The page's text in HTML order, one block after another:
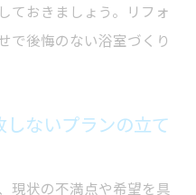
ておきましょう。リフォ
で後悔のない浴室づくり
ないプランの立て
現状の不満点や希望を具